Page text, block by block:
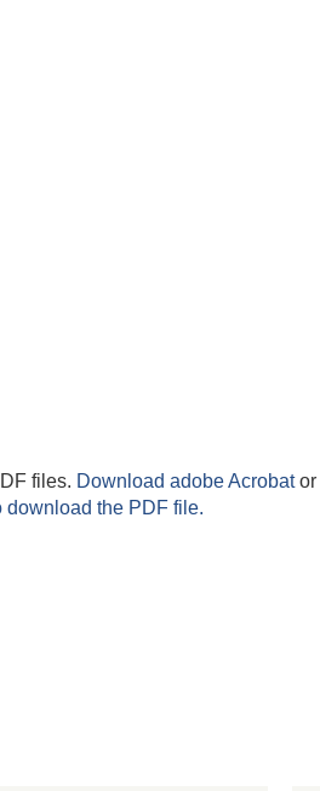
files. Download adobe Acrobator
download the PDF file.